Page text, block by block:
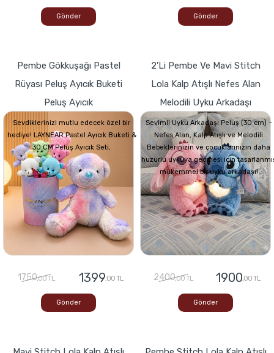
Gönder Gönder
Pembe Gökkuşağı Pastel
Rüyası Peluş Ayıcık Buketi
Peluş Ayıcık
Sevdiklerinizi mutlu edecek özel bir
hediye! LAYNEAR Pastel Ayıcık Buketi &
30 CM Peluş Ayıcık Seti,
1750,00 TL 1399,00 TL
Gönder
2'li Pembe Ve Mavi Stitch
Lola Kalp Atışlı Nefes Alan
Melodili Uyku Arkadaşı
Sevimli Uyku Arkadaşı Peluş (30 cm) –
Nefes Alan, Kalp Atışlı ve Melodili
Bebeklerinizin ve çocuklarınızın daha
huzurlu uykuya geçmesi için
mükemmel bir uyku arkadaşı!
2400,00 TL 1900,00 TL
Gönder